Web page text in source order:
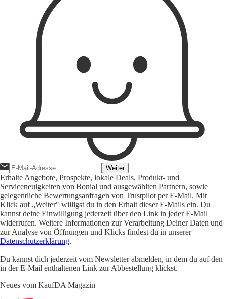
Weiter
Erhalte Angebote, Prospekte, lokale Deals, Produkt- und
Serviceneuigkeiten von Bonial und ausgewählten Partnern, sowie
gelegentliche Bewertungsanfragen von Trustpilot per E-Mail. Mit
Klick auf „Weiter" willigst du in den Erhalt dieser E-Mails ein. Du
kannst deine Einwilligung jederzeit über den Link in jeder E-Mail
widerrufen. Weitere Informationen zur Verarbeitung Deiner Daten und
zur Analyse von Öffnungen und Klicks findest du in unserer
Datenschutzerklärung.
Du kannst dich jederzeit vom Newsletter abmelden, in dem du auf den
in der E-Mail enthaltenen Link zur Abbestellung klickst.
Neues vom KaufDA Magazin